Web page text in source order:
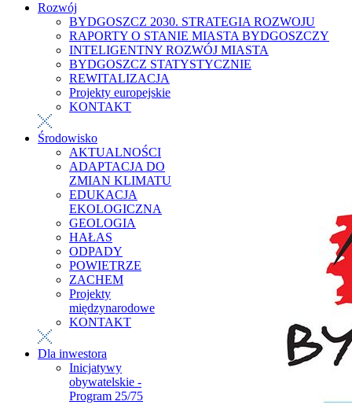
Rozwój
BYDGOSZCZ 2030. STRATEGIA ROZWOJU
RAPORTY O STANIE MIASTA BYDGOSZCZY
INTELIGENTNY ROZWÓJ MIASTA
BYDGOSZCZ STATYSTYCZNIE
REWITALIZACJA
Projekty europejskie
KONTAKT
Środowisko
AKTUALNOŚCI
ADAPTACJA DO
ZMIAN KLIMATU
EDUKACJA
EKOLOGICZNA
GEOLOGIA
HAŁAS
ODPADY
POWIETRZE
ZACHEM
Projekty
międzynarodowe
KONTAKT
Dla inwestora
Inicjatywy
obywatelskie -
Program 25/75